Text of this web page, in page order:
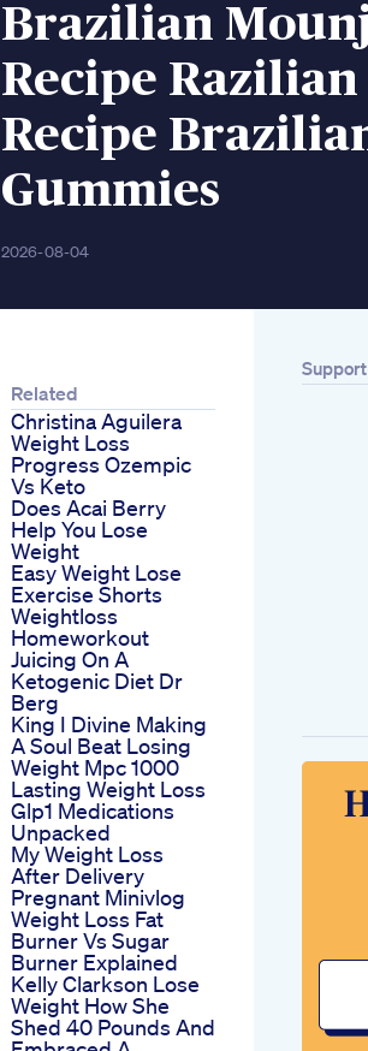
Brazilian
Recipe
Recipe
Gummies
2026-08-04
Related
Christina Aguilera
Weight Loss
Progress Ozempic
Vs Keto
Does Acai Berry
Help You Lose
Weight
Easy Weight Lose
Exercise Shorts
Weightloss
Homeworkout
Juicing On A
Ketogenic Diet Dr
Berg
King I Divine Making
A Soul Beat Losing
Weight Mpc 1000
Lasting Weight Loss
Glp1 Medications
Unpacked
My Weight Loss
After Delivery
Pregnant Minivlog
Weight Loss Fat
Burner Vs Sugar
Burner Explained
Kelly Clarkson Lose
Weight How She
Shed 40 Pounds And